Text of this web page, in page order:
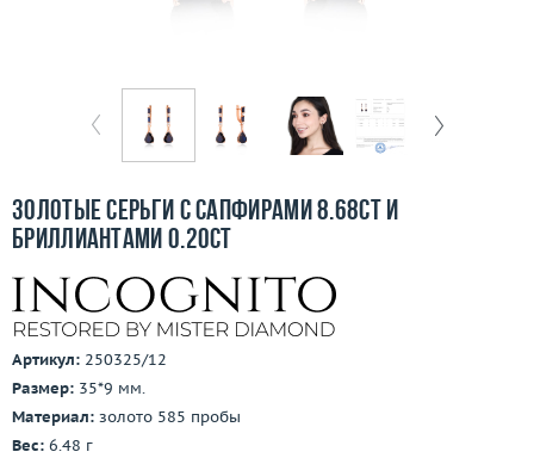
Бесплатная доставка
О компании
Контакты
3D-тур по шоуруму
Золотые серьги с сапфирами 8.68ct и
бриллиантами 0.20ct
Артикул: 250325/12
Размер: 35*9 мм.
Материал: золото 585 пробы
Вес: 6.48 г